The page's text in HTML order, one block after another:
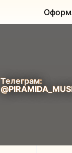
Телеграм: